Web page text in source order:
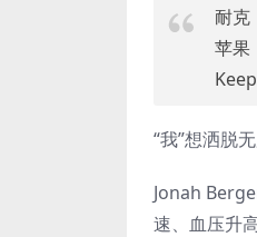
耐克
苹果
“我”想洒脱
Jonah
速、血压升